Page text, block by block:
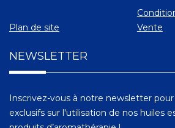
Plan de site
Vente
NEWSLETTER
Inscrivez-vous à notre newsletter
exclusifs sur l'utilisation de nos huiles